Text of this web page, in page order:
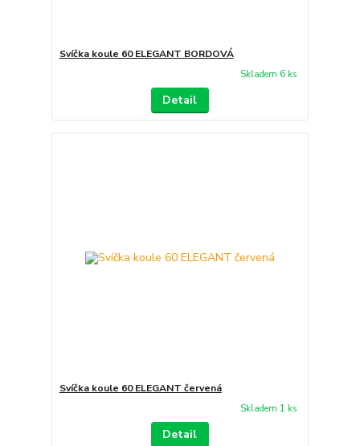
Svíčka koule 60 ELEGANT BORDOVÁ
Skladem 6 ks
Detail
Svíčka koule 60 ELEGANT červená
Skladem 1 ks
Detail